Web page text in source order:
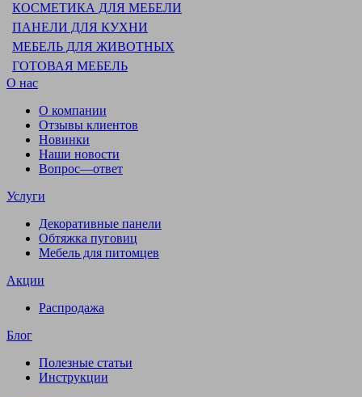
КОСМЕТИКА ДЛЯ МЕБЕЛИ
ПАНЕЛИ ДЛЯ КУХНИ
МЕБЕЛЬ ДЛЯ ЖИВОТНЫХ
ГОТОВАЯ МЕБЕЛЬ
О нас
О компании
Отзывы клиентов
Новинки
Наши новости
Вопрос—ответ
Услуги
Декоративные панели
Обтяжка пуговиц
Мебель для питомцев
Акции
Распродажа
Блог
Полезные статьи
Инструкции